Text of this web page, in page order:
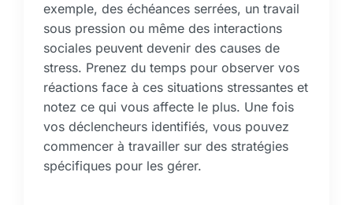
exemple, des échéances serrées, un travail
sous pression ou même des interactions
sociales peuvent devenir des causes de
stress. Prenez du temps pour observer vos
réactions face à ces situations stressantes et
notez ce qui vous affecte le plus. Une fois
vos déclencheurs identifiés, vous pouvez
commencer à travailler sur des stratégies
spécifiques pour les gérer.